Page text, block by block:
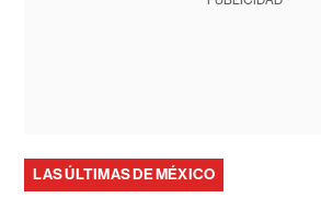
LAS ÚLTIMAS DE MÉXICO